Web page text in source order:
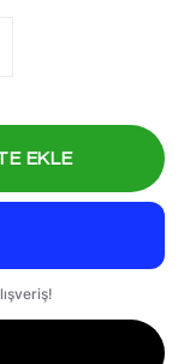
EKLE